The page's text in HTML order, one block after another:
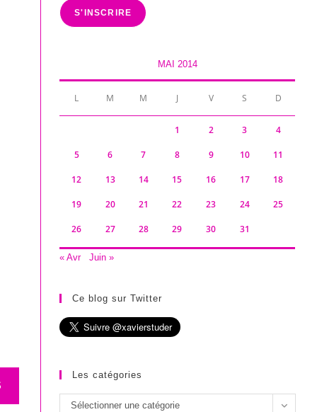
S'INSCRIRE
MAI 2014
L M M J V S D
1 2 3 4
5 6 7 8 9 10 11
12 13 14 15 16 17 18
19 20 21 22 23 24 25
26 27 28 29 30 31
« Avr Juin »
Ce blog sur Twitter
Les catégories
LesSélectionner une catégorie